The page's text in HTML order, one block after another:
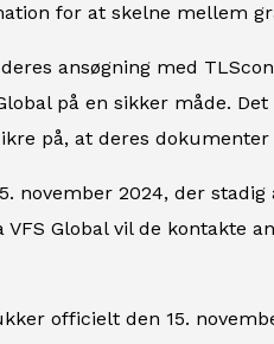
for at skelne mellem
ansøgning med
på en sikker måde.
på, at deres
november 2024, der
Global vil de kontakte
officielt den 15.